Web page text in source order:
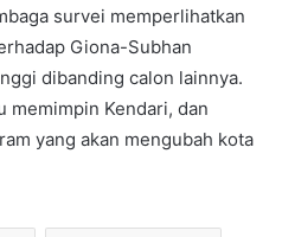
survei memperlihatkan
Giona-Subhan
dibanding calon lainnya.
memimpin Kendari, dan
yang akan mengubah kota